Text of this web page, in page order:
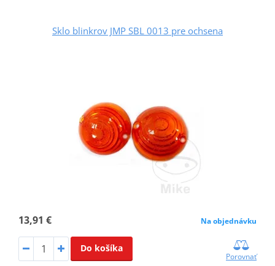
Sklo blinkrov JMP SBL 0013 pre ochsena
13,91 € Na objednávku
Do košíka
Porovnať